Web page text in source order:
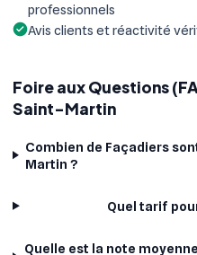
professionnels
Avis clients et réactivité
Foire aux Questions
Saint-Martin
Combien de Façadiers
Martin ?
Quel tarif
Quelle est la note